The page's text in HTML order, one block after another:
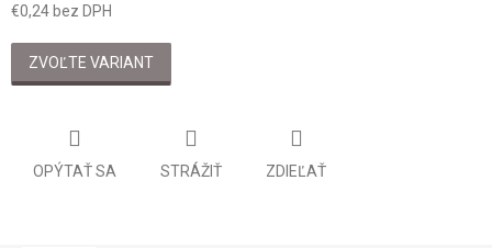
€0,24 bez DPH
Jednotková
cena:
ZVOĽTE VARIANT
OPÝTAŤ SA STRÁŽIŤ ZDIEĽAŤ